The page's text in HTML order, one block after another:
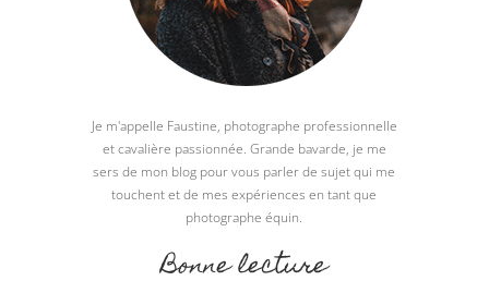
Je m'appelle Faustine, photographe professionnelle
et cavalière passionnée. Grande bavarde, je me
sers de mon blog pour vous parler de sujet qui me
touchent et de mes expériences en tant que
photographe équin.
Bonne lecture